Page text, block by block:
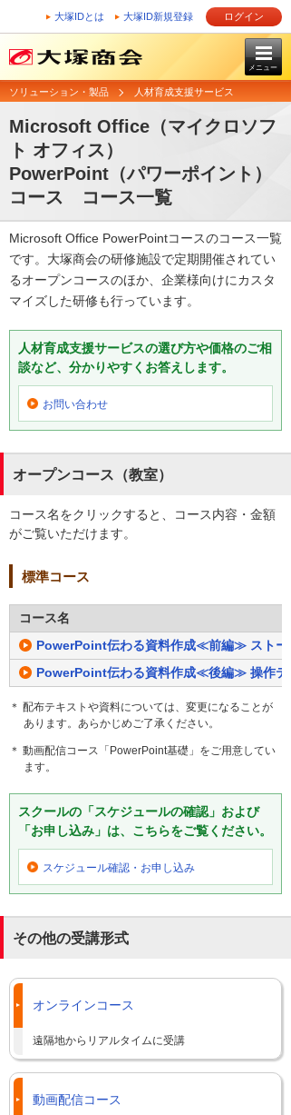
大塚IDとは 大塚ID新規登録 ログイン
メニュー
ソリューション・製品 人材育成支援サービス
Microsoft Office（マイクロソフ
ト オフィス）
PowerPoint（パワーポイント）
コース コース一覧
Microsoft Office PowerPointコースのコース一覧
です。大塚商会の研修施設で定期開催されてい
るオープンコースのほか、企業様向けにカスタ
マイズした研修も行っています。
人材育成支援サービスの選び方や価格のご相
談など、分かりやすくお答えします。
お問い合わせ
オープンコース（教室）
コース名をクリックすると、コース内容・金額
がご覧いただけます。
標準コース
コース名
PowerPoint伝わる資料作成≪前編≫ ストー
PowerPoint伝わる資料作成≪後編≫ 操作テ
＊ 配布テキストや資料については、変更になることが
あります。あらかじめご了承ください。
＊ 動画配信コース「PowerPoint基礎」をご用意してい
ます。
スクールの「スケジュールの確認」および
「お申し込み」は、こちらをご覧ください。
スケジュール確認・ お申し込み
その他の受講形式
オンラインコース
遠隔地からリアルタイムに受講
動画配信コース